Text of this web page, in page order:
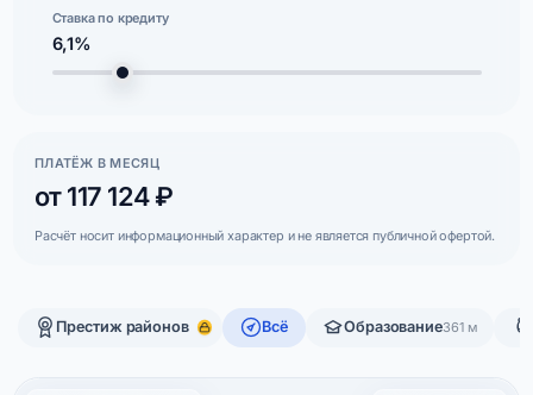
Ставка по кредиту
6,1%
ПЛАТЁЖ В МЕСЯЦ
от 117 124 ₽
Расчёт носит информационный характер и не является публичной офертой.
Престиж районов Всё Образование361 м